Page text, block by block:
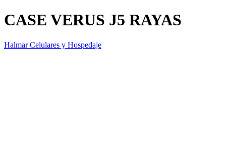
CASE VERUS J5 RAYAS
Halmar Celulares y Hospedaje